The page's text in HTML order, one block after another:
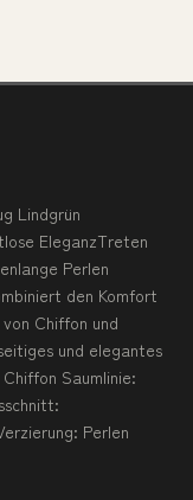
Lindgrün
EleganzTreten
Perlen
den Komfort
Chiffon und
und elegantes
Saumlinie:
Perlen